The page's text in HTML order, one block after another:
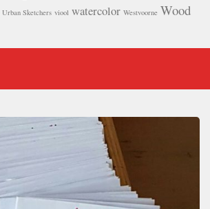
Urban Sketchers viool watercolor Westvoorne Wood